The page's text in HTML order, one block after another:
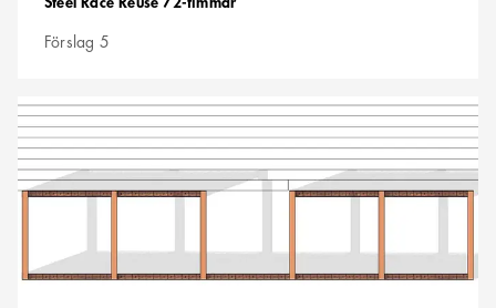
Förslag 5
Förslag
2
Gömt
men
aldrig
glömt